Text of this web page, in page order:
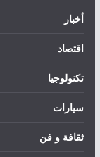
أخبار
اقتصاد
تكنولوجيا
سيارات
ثقافة و فن